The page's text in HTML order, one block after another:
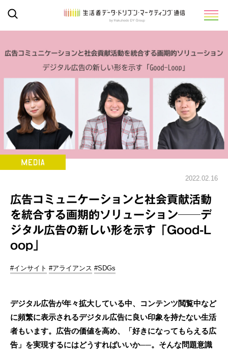
2022.02.16
広告コミュニケーションと社会貢献活動
を統合する画期的ソリューション──デ
ジタル広告の新しい形を示す「Good-L
oop」
#インサイト #アライアンス #SDGs
デジタル広告が年々拡大している中、コンテンツ閲覧中など
に頻繁に表示されるデジタル広告に良い印象を持たない生活
者もいます。広告の価値を高め、「好きになってもらえる広
告」を実現するにはどうすればいいか──。そんな問題意識